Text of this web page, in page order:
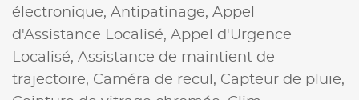
électronique, Antipatinage, Appel
d'Assistance Localisé, Appel d'Urgence
Localisé, Assistance de maintient de
trajectoire, Caméra de recul, Capteur de pluie,